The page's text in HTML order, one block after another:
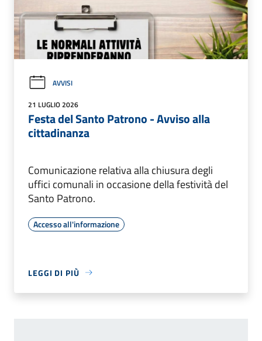
AVVISI
21 LUGLIO 2026
Festa del Santo Patrono - Avviso alla
cittadinanza
Comunicazione relativa alla chiusura degli
uffici comunali in occasione della festività del
Santo Patrono.
Accesso all'informazione
LEGGI DI PIÙ